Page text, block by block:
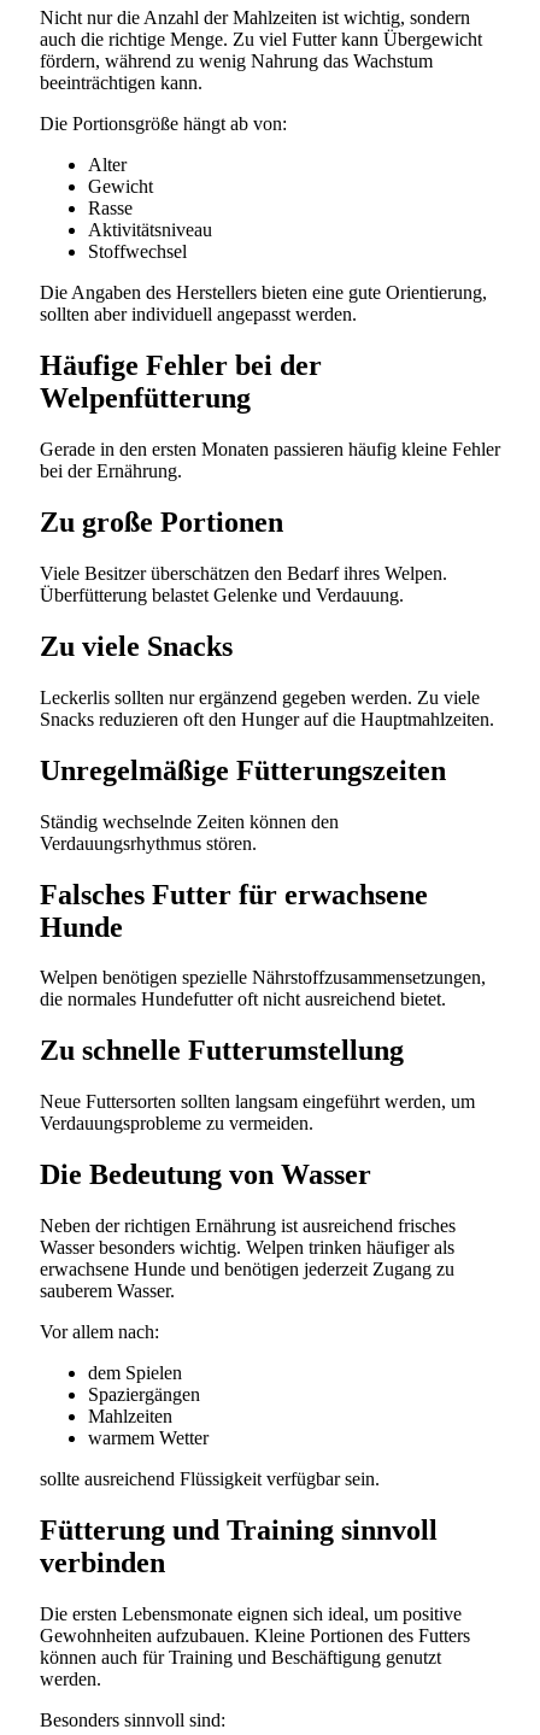
Nicht nur die Anzahl der Mahlzeiten ist wichtig, sondern
auch die richtige Menge. Zu viel Futter kann Übergewicht
fördern, während zu wenig Nahrung das Wachstum
beeinträchtigen kann.
Die Portionsgröße hängt ab von:
Alter
Gewicht
Rasse
Aktivitätsniveau
Stoffwechsel
Die Angaben des Herstellers bieten eine gute Orientierung,
sollten aber individuell angepasst werden.
Häufige Fehler bei der
Welpenfütterung
Gerade in den ersten Monaten passieren häufig kleine Fehler
bei der Ernährung.
Zu große Portionen
Viele Besitzer überschätzen den Bedarf ihres Welpen.
Überfütterung belastet Gelenke und Verdauung.
Zu viele Snacks
Leckerlis sollten nur ergänzend gegeben werden. Zu viele
Snacks reduzieren oft den Hunger auf die Hauptmahlzeiten.
Unregelmäßige Fütterungszeiten
Ständig wechselnde Zeiten können den
Verdauungsrhythmus stören.
Falsches Futter für erwachsene
Hunde
Welpen benötigen spezielle Nährstoffzusammensetzungen,
die normales Hundefutter oft nicht ausreichend bietet.
Zu schnelle Futterumstellung
Neue Futtersorten sollten langsam eingeführt werden, um
Verdauungsprobleme zu vermeiden.
Die Bedeutung von Wasser
Neben der richtigen Ernährung ist ausreichend frisches
Wasser besonders wichtig. Welpen trinken häufiger als
erwachsene Hunde und benötigen jederzeit Zugang zu
sauberem Wasser.
Vor allem nach:
dem Spielen
Spaziergängen
Mahlzeiten
warmem Wetter
sollte ausreichend Flüssigkeit verfügbar sein.
Fütterung und Training sinnvoll
verbinden
Die ersten Lebensmonate eignen sich ideal, um positive
Gewohnheiten aufzubauen. Kleine Portionen des Futters
können auch für Training und Beschäftigung genutzt
werden.
Besonders sinnvoll sind: